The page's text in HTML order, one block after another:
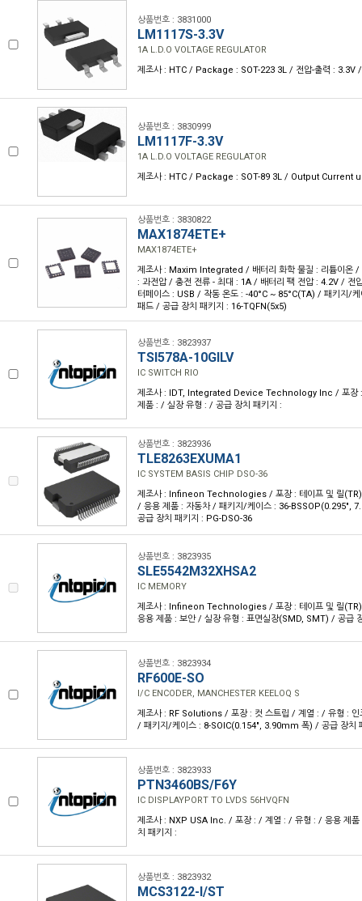
상품번호 : 3831000
LM1117S-3.3V
1A L.D.O VOLTAGE REGULATOR
제조사 : HTC / Package : SOT-223 3L / 전압-출력 :
상품번호 : 3830999
LM1117F-3.3V
1A L.D.O VOLTAGE REGULATOR
제조사 : HTC / Package : SOT-89 3L / Output Current
상품번호 : 3830822
MAX1874ETE+
MAX1874ETE+
제조사 : Maxim Integrated / 배터리 화학 물질 : 리튬이온 /
: 과전압 / 충전 전류 - 최대 : 1A / 배터리 팩 전압 : 4.2V / 전
터페이스 : USB / 작동 온도 : -40°C ~ 85°C(TA) / 패키지/
패드 / 공급 장치 패키지 : 16-TQFN(5x5)
상품번호 : 3823937
TSI578A-10GILV
IC SWITCH RIO
제조사 : IDT, Integrated Device Technology Inc / 포장
제품 : / 실장 유형 : / 공급 장치 패키지 :
상품번호 : 3823936
TLE8263EXUMA1
IC SYSTEM BASIS CHIP DSO-36
제조사 : Infineon Technologies / 포장 : 테이프 및 릴(TR)
/ 응용 제품 : 자동차 / 패키지/케이스 : 36-BSSOP(0.295",
공급 장치 패키지 : PG-DSO-36
상품번호 : 3823935
SLE5542M32XHSA2
IC MEMORY
제조사 : Infineon Technologies / 포장 : 테이프 및 릴
응용 제품 : 보안 / 실장 유형 : 표면실장(SMD, SMT) / 공급
상품번호 : 3823934
RF600E-SO
I/C ENCODER, MANCHESTER KEELOQ S
제조사 : RF Solutions / 포장 : 컷 스트립 / 계열 : / 유형 : 인
/ 패키지/케이스 : 8-SOIC(0.154", 3.90mm 폭) / 공급 장치
상품번호 : 3823933
PTN3460BS/F6Y
IC DISPLAYPORT TO LVDS 56HVQFN
제조사 : NXP USA Inc. / 포장 : / 계열 : / 유형 : / 응용 제
치 패키지 :
상품번호 : 3823932
MCS3122-I/ST